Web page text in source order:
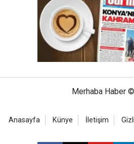
Merhaba Haber
Anasayfa Künye İletişim